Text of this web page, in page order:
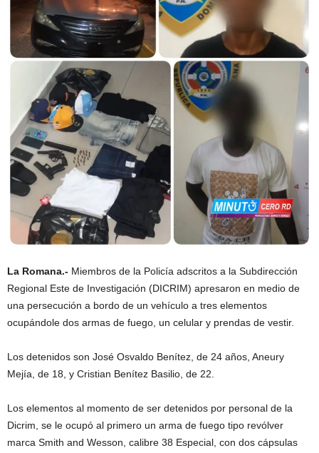
La Romana.- Miembros de la Policía adscritos a la Subdirección
Regional Este de Investigación (DICRIM) apresaron en medio de
una persecución a bordo de un vehículo a tres elementos
ocupándole dos armas de fuego, un celular y prendas de vestir.
Los detenidos son José Osvaldo Benítez, de 24 años, Aneury
Mejía, de 18, y Cristian Benítez Basilio, de 22.
Los elementos al momento de ser detenidos por personal de la
Dicrim, se le ocupó al primero un arma de fuego tipo revólver
marca Smith and Wesson, calibre 38 Especial, con dos cápsulas